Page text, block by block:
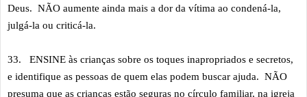
Deus. NÃO aumente ainda mais a dor da vítima ao condená-la,
julgá-la ou criticá-la.
33.
ENSINE às crianças sobre os toques inapropriados e secretos,
e identifique as pessoas de quem elas podem buscar ajuda. NÃO
presuma que as crianças estão seguras no círculo familiar, na igreja